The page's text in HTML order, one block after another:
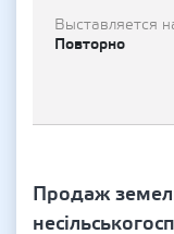
Выставляется
Повторно
Продаж